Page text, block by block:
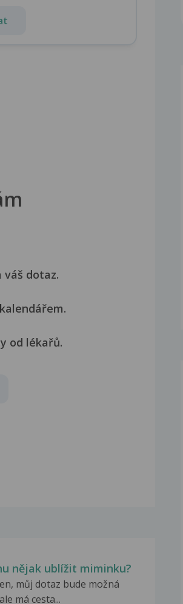
váš dotaz.
od lékařů.
nějak ublížit miminku?
můj dotaz bude možná
má cesta...